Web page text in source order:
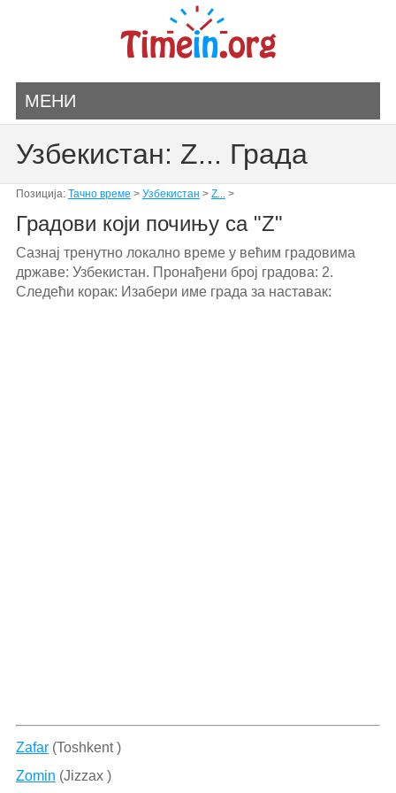
МЕНИ
Узбекистан: Z... Града
Позиција: Тачно време > Узбекистан > Z...>
Градови који почињу са "Z"
Сазнај тренутно локално време у већим градовима
државе: Узбекистан. Пронађени број градова: 2.
Следећи корак: Изабери име града за наставак:
Zafar(Toshkent )
Zomin (Jizzax )